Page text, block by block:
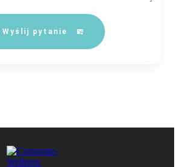
Wyślij pytanie